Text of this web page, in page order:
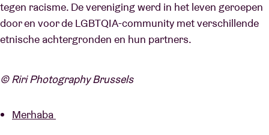
tegen racisme. De vereniging werd in het leven geroepen
door en voor de LGBTQIA-community met verschillende
etnische achtergronden en hun partners.
© Riri Photography Brussels
Merhaba